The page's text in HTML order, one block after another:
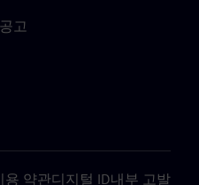
고
용 약관디지털 ID내부 고발